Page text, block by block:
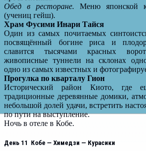
Обед в ресторане. Меню японской
(учениц гейш).
Храм Фусими Инари Тайся
Один из самых почитаемых
посвящённый богине риса и
славится тысячами красных
живописные туннели на склонах
одно из самых известных и
Прогулка по кварталу Гион
Исторический район Киото, где
традиционные деревянные домики,
небольшой долей удачи, встретить
по пути на выступление.
Ночь в отеле в Кобе.
День 11 Кобе — Химедзи — Курасики